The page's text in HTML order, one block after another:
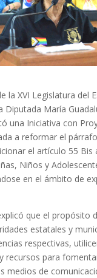
la XVI Legislatura del
Diputada María
una Iniciativa con
a reformar el
el artículo 55 Bis
Niños y
en el ámbito de
que el propósito
estatales y
respectivas,
recursos para
medios de